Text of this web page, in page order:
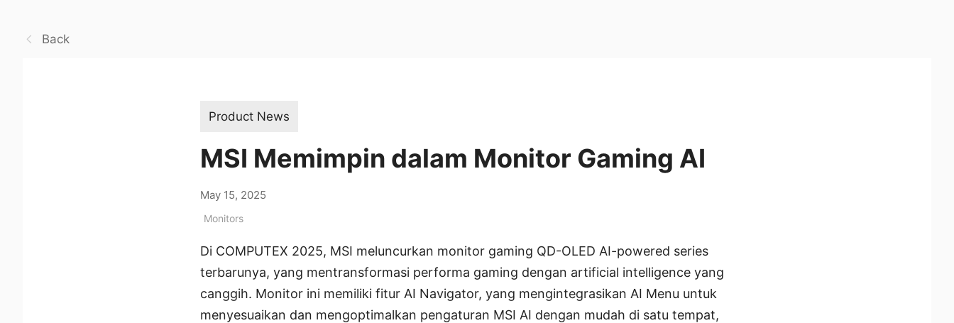
Back
Product News
MSI Memimpin dalam Monitor Gaming AI
May 15, 2025
Monitors
Di COMPUTEX 2025, MSI meluncurkan monitor gaming QD-OLED AI-powered series
terbarunya, yang mentransformasi performa gaming dengan artificial intelligence yang
canggih. Monitor ini memiliki fitur AI Navigator, yang mengintegrasikan AI Menu untuk
menyesuaikan dan mengoptimalkan pengaturan MSI AI dengan mudah di satu tempat,